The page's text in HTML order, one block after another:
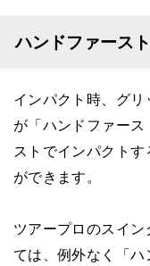
ハンドファース
インパクト時、グ
が「ハンドファー
ストでインパクト
ができます。
ツアープロのスイ
ては、例外なく「ハ